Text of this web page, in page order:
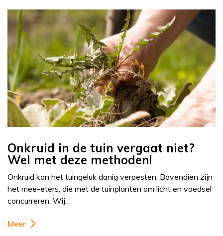
Onkruid in de tuin vergaat niet?
Wel met deze methoden!
Onkruid kan het tuingeluk danig verpesten. Bovendien zijn
het mee-eters, die met de tuinplanten om licht en voedsel
concurreren. Wij…
Meer